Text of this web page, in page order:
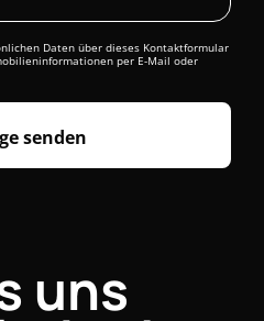
uns
Daten über dieses Kontaktformular
per E-Mail oder
senden